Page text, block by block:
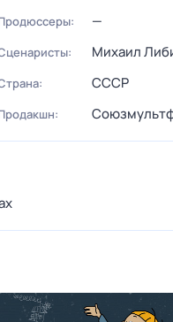
—
Михаил
СССР